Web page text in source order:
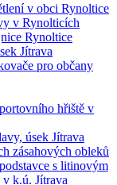
v obci Rynoltice
v Rynolticích
Rynoltice
Jítrava
pro občany
hřiště v
úsek Jítrava
zásahových obleků
s litinovým
k.ú. Jítrava